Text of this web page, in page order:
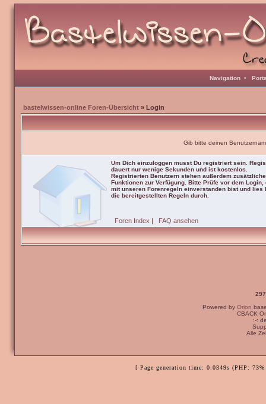
Navigation •
bastelwissen-online Foren-Übersicht » Login
Gib bitte deinen
Um Dich einzuloggen musst Du registriert sein.
dauert nur wenige Sekunden und ist kostenlos.
Registrierten Benutzern stehen außerdem zusätzliche
Funktionen zur Verfügung. Bitte Prüfe vor dem Login,
mit unseren Forenregeln einverstanden bist und lies
die bereitgestellten Regeln durch.
Foren Index | FAQ ansehen
Powered by Orion
CBACK
:-:
Alle
[ Page generation time: 0.0349s (PHP: